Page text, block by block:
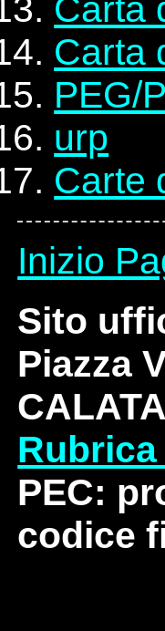
Carta
Carta
PEG/
urp
Carte
Inizio
Sito
Piazza
PEC:
codice